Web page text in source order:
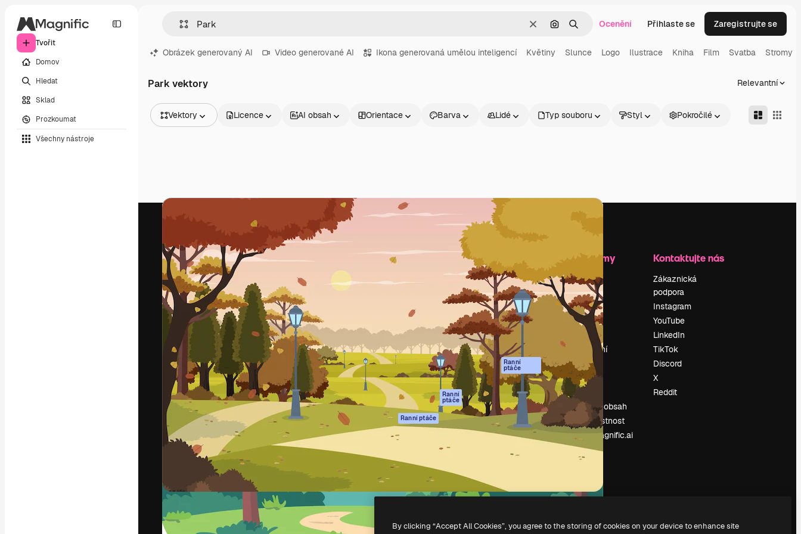
Tvořit
Domov
Hledat
Sklad
Prozkoumat
Všechny nástroje
ZrušitHledat podle obrázku
HledatOcenění Přihlaste se Zaregistrujte se
Obrázek generovaný AI Video generované AI Ikona generovaná umělou inteligencí Květiny Slunce Logo Ilustrace Kniha Film Svatba Stromy
Park vektory Relevantní
Vektory
Videa
Pohybová grafika
Ikony
3D modely
Písma
Licence AI obsah Orientace Barva Lidé Typ souboru Styl Pokročilé
Kreativní platforma pro tvorbu vaší nejlepší
práce. Více než 1 milion předplatitelů napříč
kreativci, podniky, agenturami a studii.
Čeština
Produkty
Spaces
AI generátor
AI generátor videa
AI hlasový
generátor
Stock obsah
MCP pro
Claude/ChatGPT
Ranní
ptáče
Agenti Ranní ptáče
API
Všechny nástroje
Začněte
Academy
Dokumentace
Podpora
Podmínky použití
Zásady ochrany
osobních údajů
Originály
Ranní
ptáče
Zásady používání
souborů cookie
Centrum důvěry
Partneři
Zdroje firmy
Ocenění
O nás
Recenze
Kariéra
vyhledávání
Blog
Události
Slidesgo
Prodávejte obsah
Tisková místnost
Hledáte magnific.ai
Kontaktujte nás
Zákaznická
podpora
Instagram
YouTube
LinkedIn
TikTok
Discord
X
Reddit
Copyright © 2010-2026Freepik Company S.L.U.
By clicking “Accept All Cookies”, you agree to the storing of cookies on your device to enhance site